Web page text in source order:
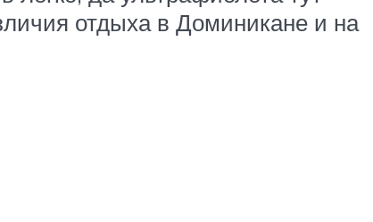
отдыха в Доминикане и на